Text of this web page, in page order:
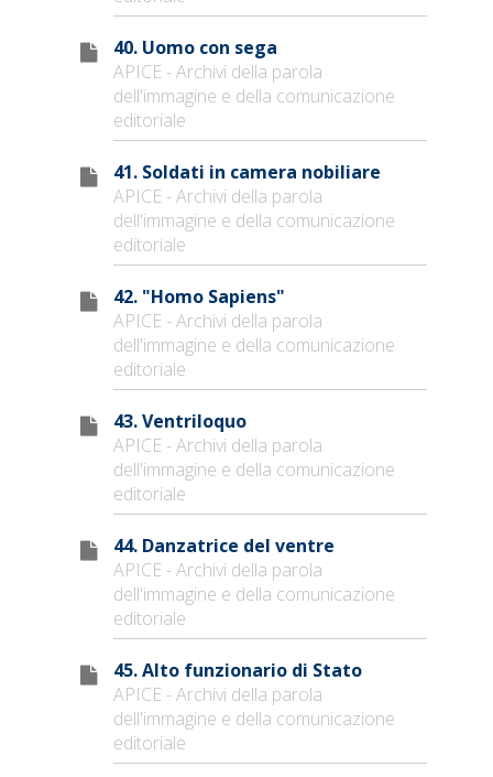
40. Uomo con sega
APICE - Archivi della parola
dell'immagine e della comunicazione
editoriale
41. Soldati in camera nobiliare
APICE - Archivi della parola
dell'immagine e della comunicazione
editoriale
42. "Homo Sapiens"
APICE - Archivi della parola
dell'immagine e della comunicazione
editoriale
43. Ventriloquo
APICE - Archivi della parola
dell'immagine e della comunicazione
editoriale
44. Danzatrice del ventre
APICE - Archivi della parola
dell'immagine e della comunicazione
editoriale
45. Alto funzionario di Stato
APICE - Archivi della parola
dell'immagine e della comunicazione
editoriale